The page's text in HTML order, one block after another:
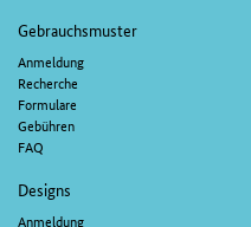
Gebrauchsmuster
Anmeldung
Recherche
Formulare
Gebühren
FAQ
Designs
Anmeldung